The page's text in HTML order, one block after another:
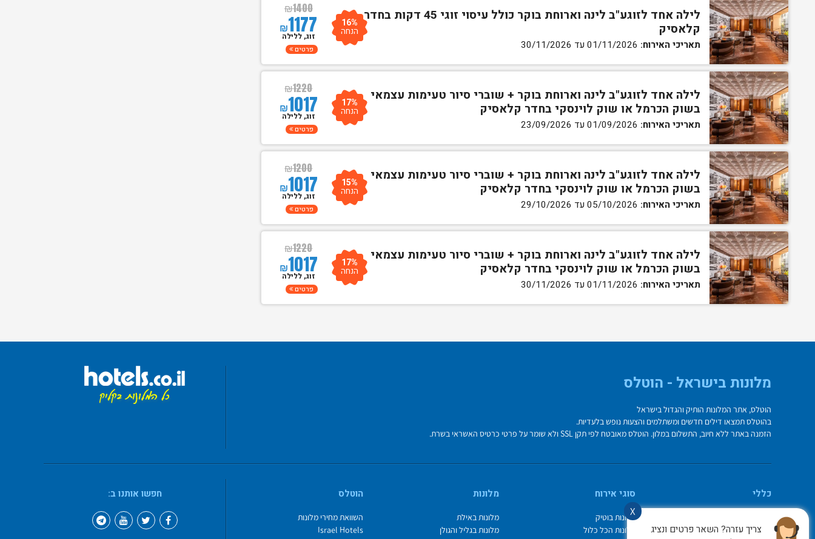
לילה אחד לזוגע"ב לינה וארוחת בוקר כולל עיסוי זוגי 45 דקות בחדר
קלאסיק
תאריכי האירוח:
₪1400
₪1177 16%
הנחה זוג, ללילה
פרטים
לילה אחד לזוגע"ב לינה וארוחת בוקר + שוברי סיור טעימות עצמאי
בשוק הכרמל או שוק לוינסקי בחדר קלאסיק
תאריכי האירוח:
₪1220
₪1017 17%
הנחה זוג, ללילה
פרטים
לילה אחד לזוגע"ב לינה וארוחת בוקר + שוברי סיור טעימות עצמאי
בשוק הכרמל או שוק לוינסקי בחדר קלאסיק
תאריכי האירוח:
₪1200
₪1017 15%
הנחה זוג, ללילה
פרטים
לילה אחד לזוגע"ב לינה וארוחת בוקר + שוברי סיור טעימות עצמאי
בשוק הכרמל או שוק לוינסקי בחדר קלאסיק
תאריכי האירוח:
₪1220
₪1017 17%
הנחה זוג, ללילה
פרטים
X
צריך עזרה? השאר פרטים ונציג
מלונות בישראל - הוטלס
הוטלס, אתר המלונות הותיק והגדול בישראל
בהוטלס תמצאו דילים חדשים ומשתלמים והצעות נופש בלעדיות.
הזמנה באתר ללא חיוב, התשלום במלון. הוטלס מאובטח לפי תקן SSL ולא שומר על פרטי כרטיס האשראי בשרת.
כללי
איך משתמשים באתר
סוגי אירוח
מלונות בוטיק
מלונות הכל כלול
מלונות
מלונות באילת
מלונות בגליל והגולן
הוטלס
השוואת מחירי מלונות
Israel Hotels
חפשו אותנו ב: